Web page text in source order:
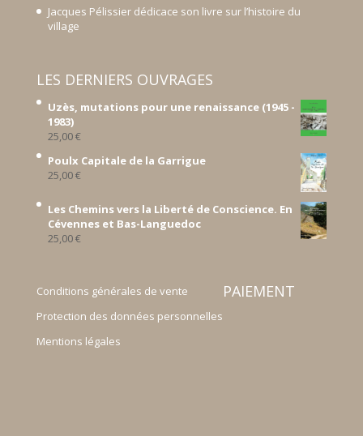
Jacques Pélissier dédicace son livre sur l’histoire du
village
LES DERNIERS OUVRAGES
Uzès, mutations pour une renaissance (1945 -
1983)
25,00€
Poulx Capitale de la Garrigue
25,00€
Les Chemins vers la Liberté de Conscience. En
Cévennes et Bas-Languedoc
25,00€
Conditions générales de vente
Protection des données personnelles
Mentions légales
PAIEMENT